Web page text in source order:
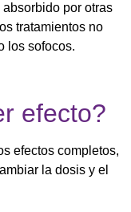
por otras
tratamientos no
los sofocos.
efecto?
efectos completos,
la dosis y el